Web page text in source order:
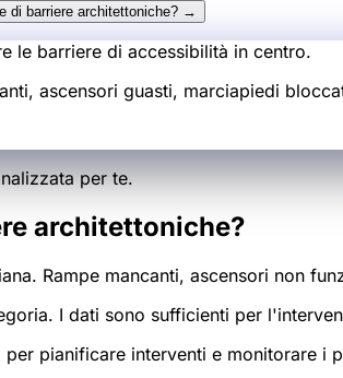
di barriere architettoniche? →
le barriere di accessibilità in centro.
ascensori guasti, marciapiedi
per te.
architettoniche?
Rampe mancanti, ascensori non
I dati sono sufficienti per
pianificare interventi e monitorare i